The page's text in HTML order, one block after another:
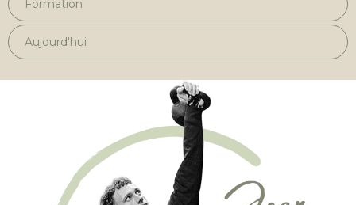
Formation
Aujourd'hui